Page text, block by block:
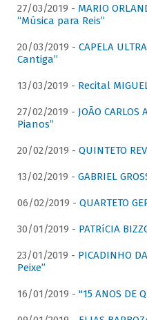
27/03/2019 - MARIO
“Música para Reis”
20/03/2019 - CAPELA
Cantiga”
13/03/2019 - Recital
27/02/2019 - JOÃO
Pianos”
20/02/2019 - QUINTETO
13/02/2019 - GABRIEL
06/02/2019 - QUARTETO
30/01/2019 - PATRíCIA
23/01/2019 - PICADINHO
Peixe”
16/01/2019 - "15 ANOS DE